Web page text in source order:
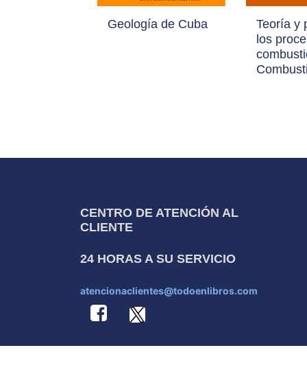
Geología de Cuba
Teoría y
los
CENTRO DE ATENCIÓN AL
CLIENTE
24 HORAS A SU SERVICIO
atencionaclientes@todoenlibros.com